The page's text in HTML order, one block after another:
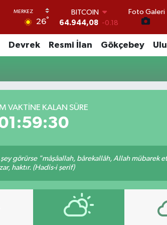
26°
BITCOIN
64.944,08 -0.18
DOLAR
47,7436
0.18
EURO
6660.55
Foto Galeri
Devrek Resmi İlan Gökçebey
VAKTINE KALAN SÜRE
görürse "mâşâallah, bârekallâh, Allah mübarek
haktır. (Hadis-i şerif)